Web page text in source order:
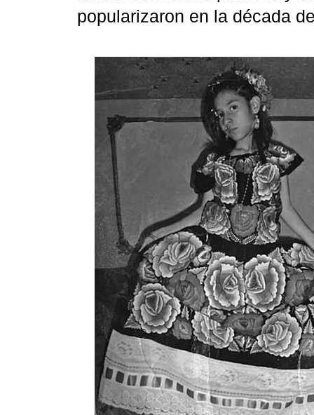
popularizaron en la década